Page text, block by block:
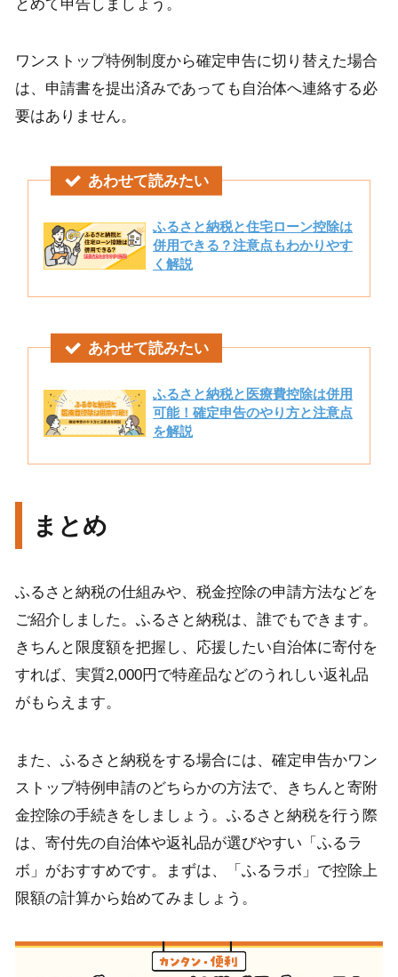
とめて申告しましょう。
ワンストップ特例制度から確定申告に切り替えた場合
は、申請書を提出済みであっても自治体へ連絡する必
要はありません。
あわせて読みたい
ふるさと納税と住宅ローン控除は
併用できる？注意点もわかりやす
く解説
あわせて読みたい
ふるさと納税と医療費控除は併用
可能！確定申告のやり方と注意点
を解説
まとめ
ふるさと納税の仕組みや、税金控除の申請方法などを
ご紹介しました。ふるさと納税は、誰でもできます。
きちんと限度額を把握し、応援したい自治体に寄付を
すれば、実質2,000円で特産品などのうれしい返礼品
がもらえます。
また、ふるさと納税をする場合には、確定申告かワン
ストップ特例申請のどちらかの方法で、きちんと寄附
金控除の手続きをしましょう。ふるさと納税を行う際
は、寄付先の自治体や返礼品が選びやすい「ふるラ
ボ」がおすすめです。まずは、「ふるラボ」で控除上
限額の計算から始めてみましょう。